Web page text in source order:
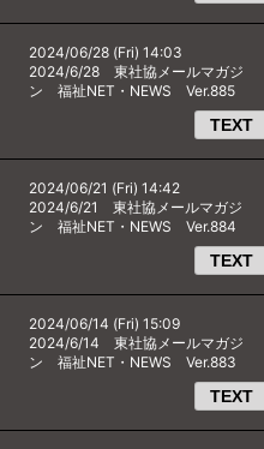
2024/06/28 (Fri) 14:03
2024/6/28 東社協メールマガジ
ン 福祉NET・NEWS Ver.885
TEXT
2024/06/21 (Fri) 14:42
2024/6/21 東社協メールマガジ
ン 福祉NET・NEWS Ver.884
TEXT
2024/06/14 (Fri) 15:09
2024/6/14 東社協メールマガジ
ン 福祉NET・NEWS Ver.883
TEXT